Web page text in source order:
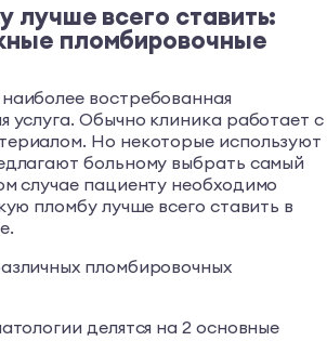
лучше всего ставить:
пломбировочные
востребованная
услуга. Обычно клиника работает с
Но некоторые используют
больному выбрать самый
случае пациенту необходимо
пломбу лучше всего ставить в
пломбировочных
делятся на 2 основные